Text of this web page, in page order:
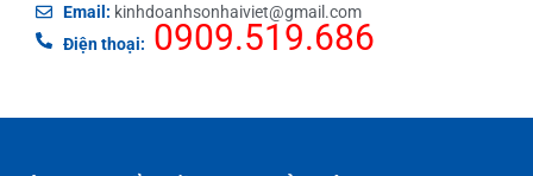
Email: kinhdoanhsonhaiviet@gmail.com
Điện thoại: 0909.519.686